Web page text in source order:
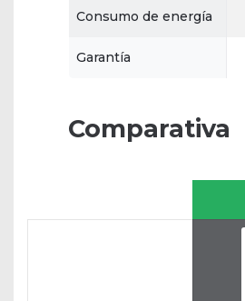
Consumo de energía
Garantía
Comparativa